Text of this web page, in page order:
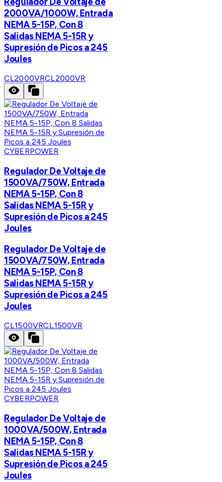
2000VA/1000W, Entrada
NEMA 5-15P, Con 8
Salidas NEMA 5-15R y
Supresión de Picos a 245
Joules
CL2000VRCL2000VR
CYBERPOWER
Regulador De Voltaje de
1500VA/750W, Entrada
NEMA 5-15P, Con 8
Salidas NEMA 5-15R y
Supresión de Picos a 245
Joules
Regulador De Voltaje de
1500VA/750W, Entrada
NEMA 5-15P, Con 8
Salidas NEMA 5-15R y
Supresión de Picos a 245
Joules
CL1500VRCL1500VR
CYBERPOWER
Regulador De Voltaje de
1000VA/500W, Entrada
NEMA 5-15P, Con 8
Salidas NEMA 5-15R y
Supresión de Picos a 245
Joules